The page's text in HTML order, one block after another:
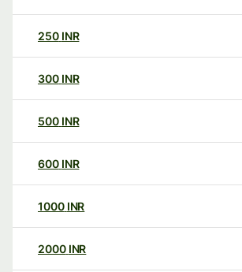
250 INR
300 INR
500 INR
600 INR
1000 INR
2000 INR